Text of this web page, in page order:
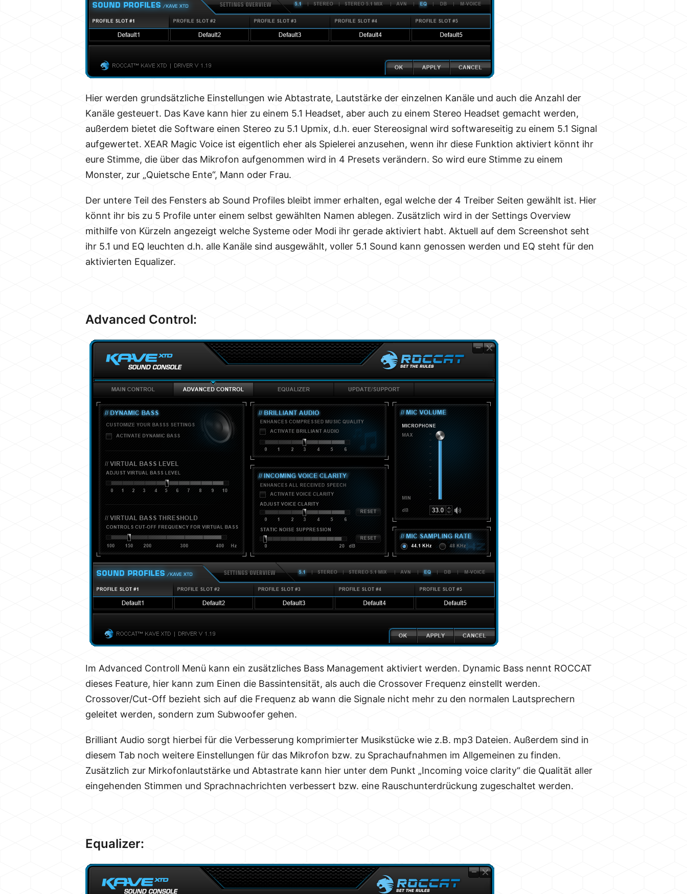
Hier werden grundsätzliche Einstellungen wie Abtastrate, Lautstärke der einzelnen Kanäle und auch die Anzahl der
Kanäle gesteuert. Das Kave kann hier zu einem 5.1 Headset, aber auch zu einem Stereo Headset gemacht werden,
außerdem bietet die Software einen Stereo zu 5.1 Upmix, d.h. euer Stereosignal wird softwareseitig zu einem 5.1 Signal
aufgewertet. XEAR Magic Voice ist eigentlich eher als Spielerei anzusehen, wenn ihr diese Funktion aktiviert könnt ihr
eure Stimme, die über das Mikrofon aufgenommen wird in 4 Presets verändern. So wird eure Stimme zu einem
Monster, zur „Quietsche Ente“, Mann oder Frau.
Der untere Teil des Fensters ab Sound Profiles bleibt immer erhalten, egal welche der 4 Treiber Seiten gewählt ist. Hier
könnt ihr bis zu 5 Profile unter einem selbst gewählten Namen ablegen. Zusätzlich wird in der Settings Overview
mithilfe von Kürzeln angezeigt welche Systeme oder Modi ihr gerade aktiviert habt. Aktuell auf dem Screenshot seht
ihr 5.1 und EQ leuchten d.h. alle Kanäle sind ausgewählt, voller 5.1 Sound kann genossen werden und EQ steht für den
aktivierten Equalizer.
Advanced Control:
Im Advanced Controll Menü kann ein zusätzliches Bass Management aktiviert werden. Dynamic Bass nennt ROCCAT
dieses Feature, hier kann zum Einen die Bassintensität, als auch die Crossover Frequenz einstellt werden.
Crossover/Cut-Off bezieht sich auf die Frequenz ab wann die Signale nicht mehr zu den normalen Lautsprechern
geleitet werden, sondern zum Subwoofer gehen.
Brilliant Audio sorgt hierbei für die Verbesserung komprimierter Musikstücke wie z.B. mp3 Dateien. Außerdem sind in
diesem Tab noch weitere Einstellungen für das Mikrofon bzw. zu Sprachaufnahmen im Allgemeinen zu finden.
Zusätzlich zur Mirkofonlautstärke und Abtastrate kann hier unter dem Punkt „Incoming voice clarity“ die Qualität aller
eingehenden Stimmen und Sprachnachrichten verbessert bzw. eine Rauschunterdrückung zugeschaltet werden.
Equalizer: